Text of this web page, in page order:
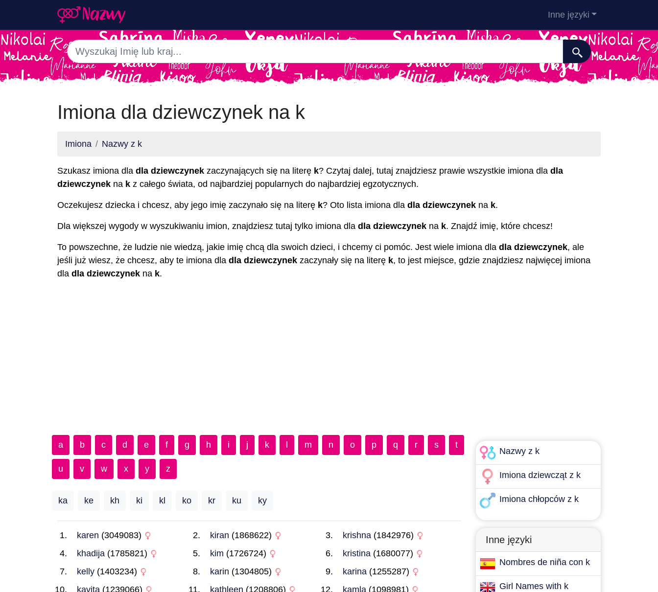
Inne języki
Imiona dla dziewczynek na k
Imiona Nazwy z k
Szukasz imiona dla dla dziewczynek zaczynających się na literę k? Czytaj dalej, tutaj znajdziesz prawie wszystkie imiona dla dla
dziewczynek na k z całego świata, od najbardziej popularnych do najbardziej egzotycznych.
Oczekujesz dziecka i chcesz, aby jego imię zaczynało się na literę k? Oto lista imiona dla dla dziewczynek na k.
Dla większej wygody w wyszukiwaniu imion, znajdziesz tutaj tylko imiona dla dla dziewczynek na k. Znajdź imię, które chcesz!
To powszechne, że ludzie nie wiedzą, jakie imię chcą dla swoich dzieci, i chcemy ci pomóc. Jest wiele imiona dla dla dziewczynek, ale
jeśli już wiesz, że chcesz, aby te imiona dla dla dziewczynek zaczynały się na literę k, to jest miejsce, gdzie znajdziesz najwięcej imiona
dla dla dziewczynek na k.
a b c d e f g h i j k m n o p q r s t
u v w x y z
ka ke kh ki kl ko kr ku ky
karen (3049083) kiran (1868622) krishna (1842976)
khadija (1785821) kim (1726724) kristina (1680077)
kelly (1403234) karin (1304805) karina (1255287)
kavita (1239066) kathleen (1208806) kamla (1098981)
Nazwy z k
Imiona dziewcząt z k
Imiona chłopców z k
Inne języki
Nombres de niña con k
Girl Names with k